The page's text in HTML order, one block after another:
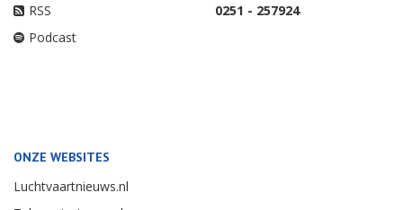
RSS
Podcast
0251 - 257924
ONZE WEBSITES
Luchtvaartnieuws.nl